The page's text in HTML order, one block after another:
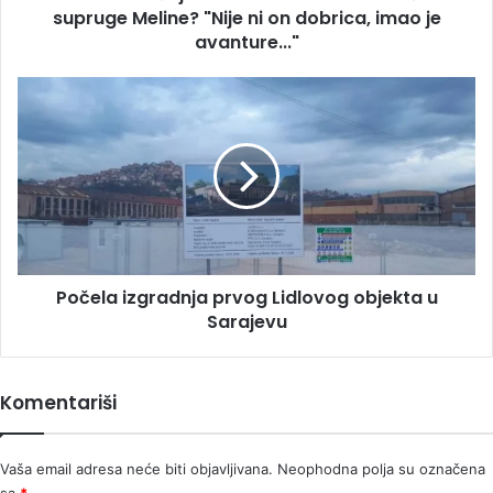
avanture..."
supruge Meline? "Nije ni on dobrica, imao je
avanture..."
izgradnja
objekta
u
Sarajevu
Počela izgradnja prvog Lidlovog objekta u
Sarajevu
Komentariši
Vaša email adresa neće biti objavljivana. Neophodna polja su označena